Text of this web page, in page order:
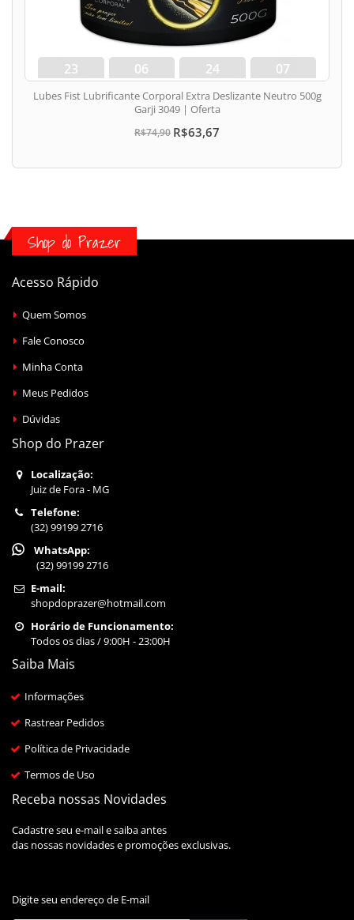
23
dias
06
hora
24
min
06
seg
Lubes Fist Lubrificante Corporal Extra Deslizante Neutro 500g
Garji 3049 | Oferta
R$74,90 R$63,67
Shop do Prazer
Acesso Rápido
Quem Somos
Fale Conosco
Minha Conta
Meus Pedidos
Dúvidas
Shop do Prazer
Localização:
Juiz de Fora - MG
Telefone:
(32) 99199 2716
WhatsApp:
(32) 99199 2716
E-mail:
shopdoprazer@hotmail.com
Horário de Funcionamento:
Todos os dias / 9:00H - 23:00H
Saiba Mais
Informações
Rastrear Pedidos
Política de Privacidade
Termos de Uso
Receba nossas Novidades
Cadastre seu e-mail e saiba antes
das nossas novidades e promoções exclusivas.
Digite seu endereço de E-mail